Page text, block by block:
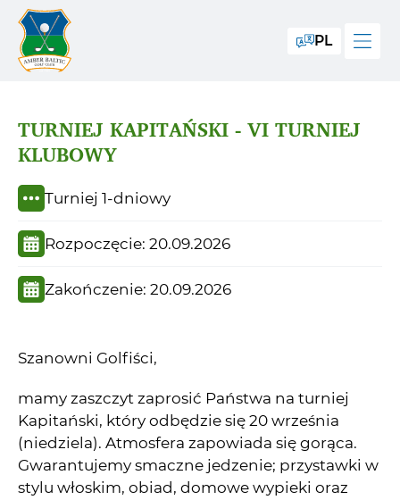
PL
TURNIEJ KAPITAŃSKI - VI TURNIEJ
KLUBOWY
Turniej 1-dniowy
Rozpoczęcie: 20.09.2026
Zakończenie: 20.09.2026
Szanowni Golfiści,
mamy zaszczyt zaprosić Państwa na turniej
Kapitański, który odbędzie się 20 września
(niedziela). Atmosfera zapowiada się gorąca.
Gwarantujemy smaczne jedzenie; przystawki w
stylu włoskim, obiad, domowe wypieki oraz